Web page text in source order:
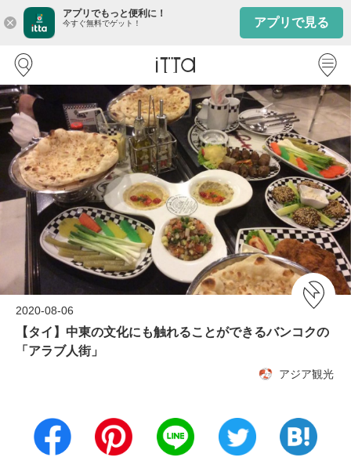
close
アプリでもっと便利に！
今すぐ無料でゲット！ アプリで見る
2020-08-06
【タイ】中東の文化にも触れることができるバンコクの
「アラブ人街」
アジア観光